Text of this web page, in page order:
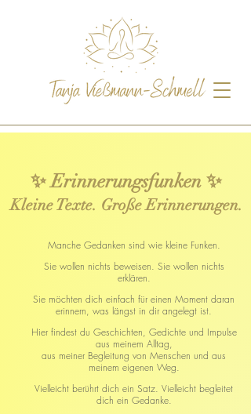
✨ Erinnerungsfunken ✨
Kleine Texte. Große Erinnerungen.
Manche Gedanken sind wie kleine Funken.
Sie wollen nichts beweisen. Sie wollen nichts
erklären.
Sie möchten dich einfach für einen Moment daran
erinnern, was längst in dir angelegt ist.
Hier findest du Geschichten, Gedichte und Impulse
aus meinem Alltag,
aus meiner Begleitung von Menschen und aus
meinem eigenen Weg.
Vielleicht berührt dich ein Satz. Vielleicht begleitet
dich ein Gedanke.